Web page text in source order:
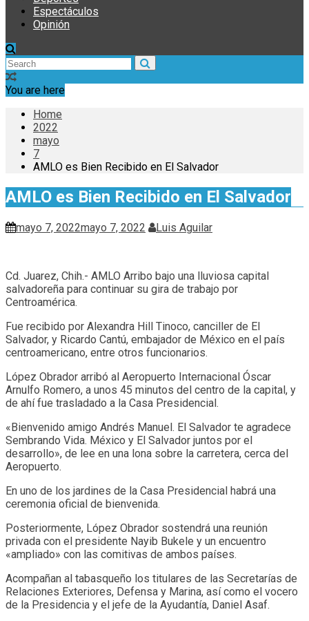
Espectáculos
Opinión
You are here
Home
2022
mayo
7
AMLO es Bien Recibido en El Salvador
AMLO es Bien Recibido en El Salvador
mayo 7, 2022mayo 7, 2022 Luis Aguilar
Cd. Juarez, Chih.- AMLO Arribo bajo una lluviosa capital
salvadoreña para continuar su gira de trabajo por
Centroamérica.
Fue recibido por Alexandra Hill Tinoco, canciller de El
Salvador, y Ricardo Cantú, embajador de México en el país
centroamericano, entre otros funcionarios.
López Obrador arribó al Aeropuerto Internacional Óscar
Arnulfo Romero, a unos 45 minutos del centro de la capital, y
de ahí fue trasladado a la Casa Presidencial.
«Bienvenido amigo Andrés Manuel. El Salvador te agradece
Sembrando Vida. México y El Salvador juntos por el
desarrollo», de lee en una lona sobre la carretera, cerca del
Aeropuerto.
En uno de los jardines de la Casa Presidencial habrá una
ceremonia oficial de bienvenida.
Posteriormente, López Obrador sostendrá una reunión
privada con el presidente Nayib Bukele y un encuentro
«ampliado» con las comitivas de ambos países.
Acompañan al tabasqueño los titulares de las Secretarías de
Relaciones Exteriores, Defensa y Marina, así como el vocero
de la Presidencia y el jefe de la Ayudantía, Daniel Asaf.